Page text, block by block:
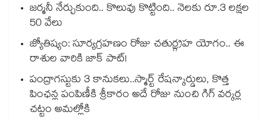
జర్మనీ నేర్చుకుంది.. కొలువు కొట్టింది.. నెలకు రూ.3 లక్షల
50 వేలు
జ్యోతిష్యం: సూర్యగ్రహణం రోజు చతుర్గ్రహ యోగం.. ఈ
రాశుల వారికి జాక్ పాట్!
పంద్రాగస్టుకు 3 కానుకలు..స్మార్ట్ రేషన్కార్డులు, కొత్త
పింఛన్ల పంపిణీకి శ్రీకారం అదే రోజు నుంచి గిగ్ వర్కర్ల
చట్టం అమల్లోకి